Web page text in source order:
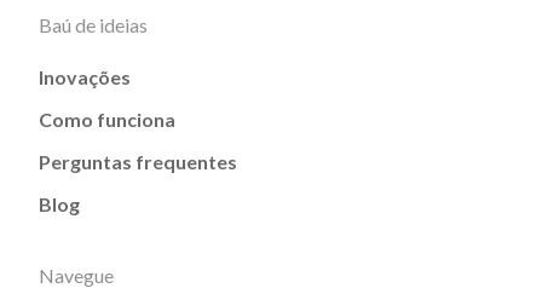
Baú de ideias
Inovações
Como funciona
Perguntas frequentes
Blog
Navegue